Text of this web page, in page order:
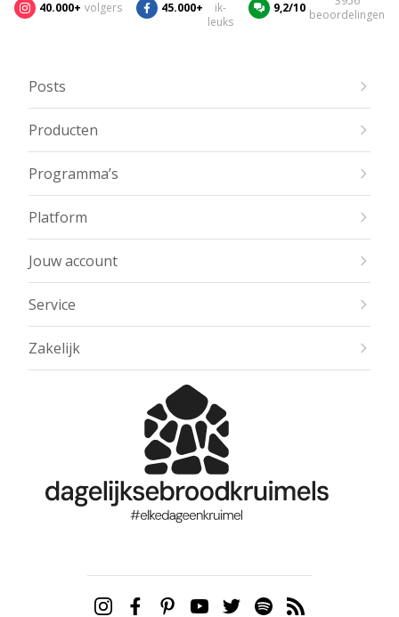
40.000+ volgers 45.000+
ik-
leuks
9,2/10 beoordelingen
Posts
Producten
Programma’s
Platform
Jouw account
Service
Zakelijk